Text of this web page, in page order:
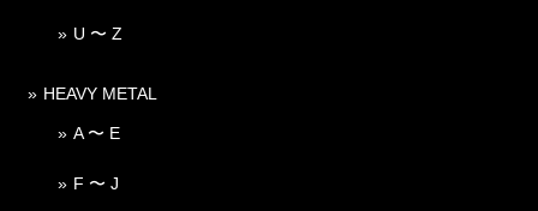
U 〜 Z
HEAVY METAL
A 〜 E
F 〜 J